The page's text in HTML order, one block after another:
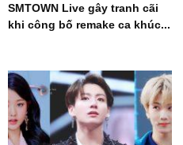
SMTOWN Live gây tranh cãi
khi công bố remake ca khúc...